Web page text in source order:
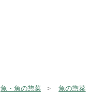
魚・魚の惣菜
魚の惣菜